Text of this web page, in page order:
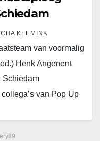
KEEMINK
van voormalig
Henk Angenent
Schiedam
van Pop Up